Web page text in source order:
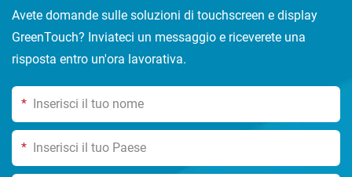
Avete domande sulle soluzioni di touchscreen e display
GreenTouch? Inviateci un messaggio e riceverete una
risposta entro un'ora lavorativa.
*
*